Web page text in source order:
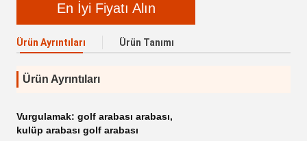
En İyi Fiyatı Alın
Ürün Ayrıntıları Ürün Tanımı
Ürün Ayrıntıları
Vurgulamak: golf arabası arabası,
kulüp arabası golf arabası